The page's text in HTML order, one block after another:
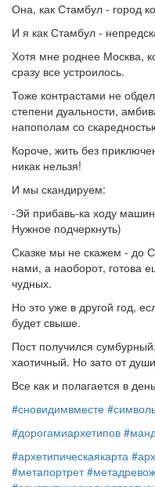
Она, как Стамбул - город
И я как Стамбул -
Хотя мне роднее Москва,
сразу все устроилось.
Тоже контрастами не
степени дуальности,
напополам со
Короче, жить без
никак нельзя!
И мы скандируем:
-Эй прибавь-ка ходу
Нужное подчеркнуть)
Сказке мы не скажем - до
нами, а наоборот, готова
чудных.
Но это уже в другой год,
будет свыше.
Пост получился
хаотичный. Но зато от
Все как и полагается в
#сновидимвместе
#дорогамиархетипов
#архетипическаякарта
#метапортрет